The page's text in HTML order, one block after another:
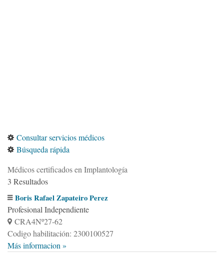
Consultar servicios médicos
Búsqueda rápida
Médicos certificados en Implantología
3 Resultados
Boris Rafael Zapateiro Perez
Profesional Independiente
CRA4Nº27-62
Codigo habilitación: 2300100527
Más informacion »